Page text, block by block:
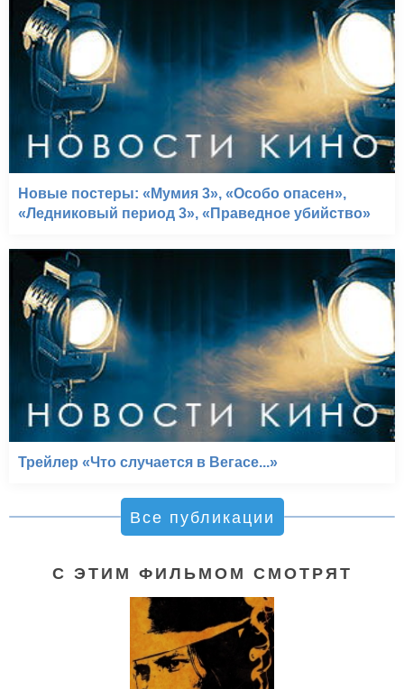
Новые постеры: «Мумия 3», «Особо опасен»,
«Ледниковый период 3», «Праведное убийство»
Трейлер «Что случается в Вегасе...»
Все публикации
С ЭТИМ ФИЛЬМОМ СМОТРЯТ